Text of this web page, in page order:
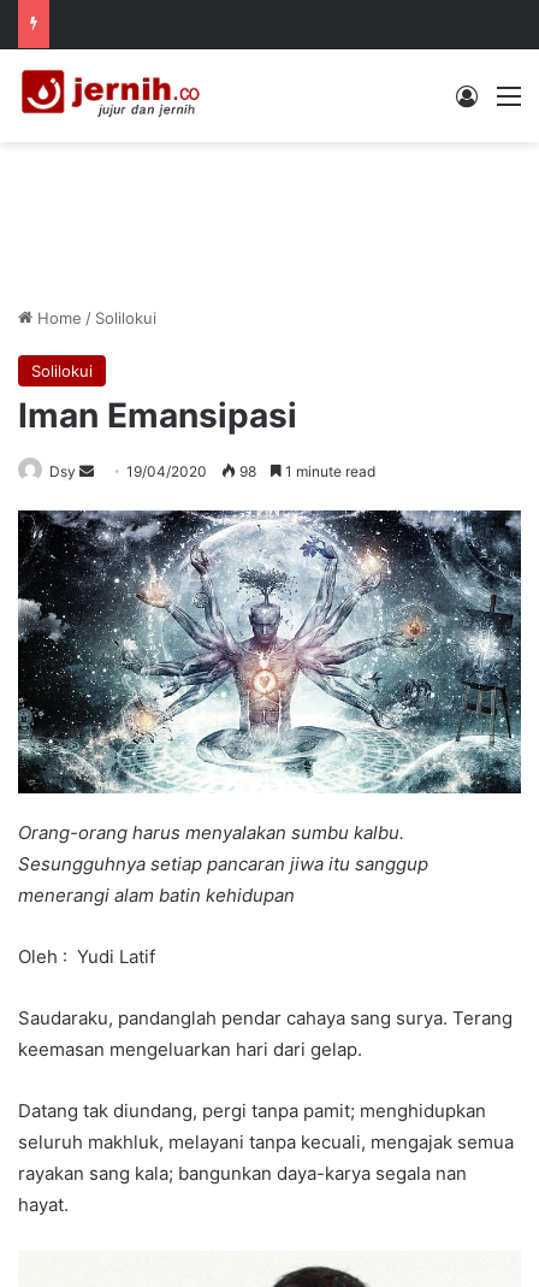
Log In
Home / Solilokui
Solilokui
Iman Emansipasi
Dsy
Send
email
19/04/2020 98 1 minute read
Orang-orang harus menyalakan sumbu kalbu.
Sesungguhnya setiap pancaran jiwa itu sanggup
menerangi alam batin kehidupan
Oleh : Yudi Latif
Saudaraku, pandanglah pendar cahaya sang surya. Terang
keemasan mengeluarkan hari dari gelap.
Datang tak diundang, pergi tanpa pamit; menghidupkan
seluruh makhluk, melayani tanpa kecuali, mengajak semua
rayakan sang kala; bangunkan daya-karya segala nan
hayat.